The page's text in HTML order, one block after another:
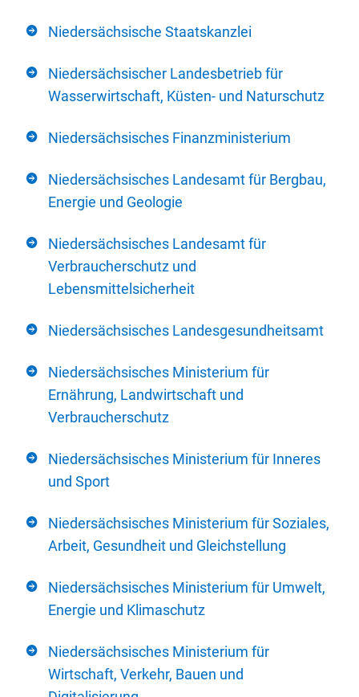
Niedersächsische Staatskanzlei
Niedersächsischer Landesbetrieb für
Wasserwirtschaft, Küsten- und Naturschutz
Niedersächsisches Finanzministerium
Niedersächsisches Landesamt für Bergbau,
Energie und Geologie
Niedersächsisches Landesamt für
Verbraucherschutz und
Lebensmittelsicherheit
Niedersächsisches Landesgesundheitsamt
Niedersächsisches Ministerium für
Ernährung, Landwirtschaft und
Verbraucherschutz
Niedersächsisches Ministerium für Inneres
und Sport
Niedersächsisches Ministerium für Soziales,
Arbeit, Gesundheit und Gleichstellung
Niedersächsisches Ministerium für Umwelt,
Energie und Klimaschutz
Niedersächsisches Ministerium für
Wirtschaft, Verkehr, Bauen und